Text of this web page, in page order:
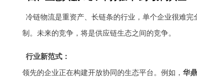
冷链物流是重资产、长链条的行业，单个企业很难
制。未来的竞争，将是供应链生态之间的竞争。
行业新范式：
领先的企业正在构建开放协同的生态平台。例如， 华